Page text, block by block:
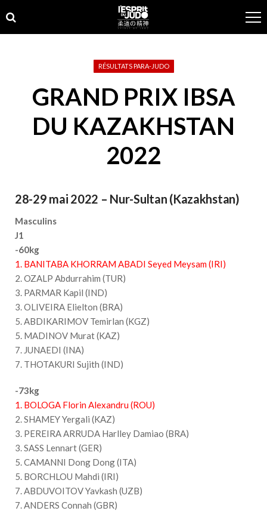
to
navigation
to
content
RÉSULTATS PARA-JUDO
GRAND PRIX IBSA
DU KAZAKHSTAN
2022
28-29 mai 2022 – Nur-Sultan (Kazakhstan)
Masculins
J1
-60kg
1. BANITABA KHORRAM ABADI Seyed Meysam (IRI)
2. OZALP Abdurrahim (TUR)
3. PARMAR Kapil (IND)
3. OLIVEIRA Elielton (BRA)
5. ABDIKARIMOV Temirlan (KGZ)
5. MADINOV Murat (KAZ)
7. JUNAEDI (INA)
7. THOTAKURI Sujith (IND)
-73kg
1. BOLOGA Florin Alexandru (ROU)
2. SHAMEY Yergali (KAZ)
3. PEREIRA ARRUDA Harlley Damiao (BRA)
3. SASS Lennart (GER)
5. CAMANNI Dong Dong (ITA)
5. BORCHLOU Mahdi (IRI)
7. ABDUVOITOV Yavkash (UZB)
7. ANDERS Connah (GBR)